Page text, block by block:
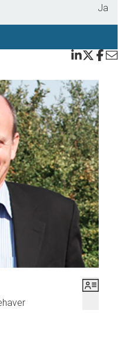
og familie eller blot
inviterer til
eller hyggelige stunder
være bedre; tæt på
særligt attraktiv for
Derudover ligger
kort afstand, ligesom
hos både Føtex og 365
lige uden for døren
og gode muligheder
en unik mulighed for dem,
have roen fra et
1513
Ja